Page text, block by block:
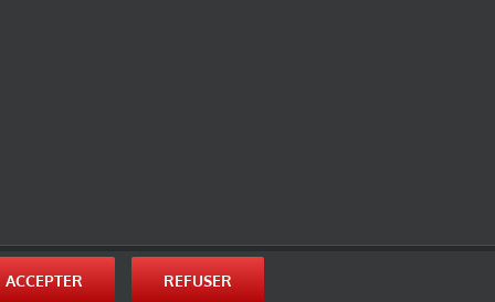
ACCEPTER REFUSER